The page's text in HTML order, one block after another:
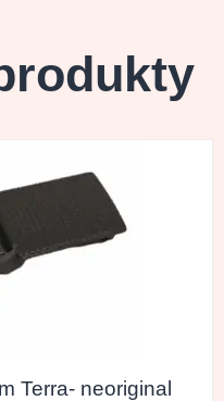
Terra- neoriginal